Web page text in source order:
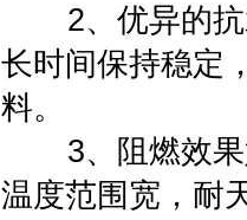
2、优异的抗
长时间保持稳定
料。
3、阻燃效果
温度范围宽，耐